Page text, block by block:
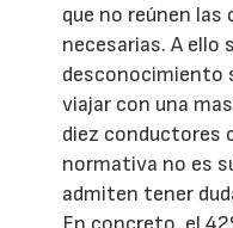
que no reúnen las
necesarias. A ello
desconocimiento
viajar con una
diez conductores
normativa no es
admiten tener